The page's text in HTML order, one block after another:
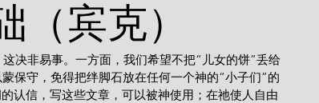
（宾克）
保守，免得把绊脚石放在任何一个神的“小子们”的
认信，写这些文章，可以被神使用；在祂使人自由